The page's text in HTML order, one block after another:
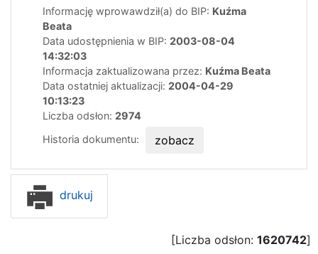
Informację wprowawdził(a) do BIP: Kuźma
Beata
Data udostępnienia w BIP: 2003-08-04
14:32:03
Informacja zaktualizowana przez: Kuźma Beata
Data ostatniej aktualizacji: 2004-04-29
10:13:23
Liczba odsłon: 2974
Historia dokumentu:
zobacz
drukuj
[Liczba odsłon: 1620742]